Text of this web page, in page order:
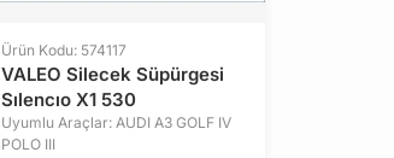
Ürün Kodu: 574117
VALEO Silecek Süpürgesi
Sılencıo X1 530
Uyumlu Araçlar: AUDI A3 GOLF IV
POLO III